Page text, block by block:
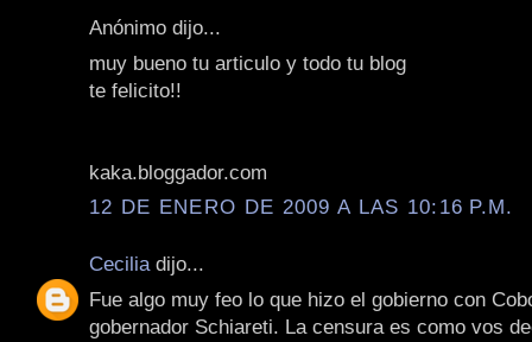
Anónimo dijo...
muy bueno tu articulo y todo tu blog
te felicito!!
kaka.bloggador.com
12 DE ENERO DE 2009 A LAS 10:16 P.M.
Ceciliadijo...
Fue algo muy feo lo que hizo el gobierno con
gobernador Schiareti. La censura es como vos